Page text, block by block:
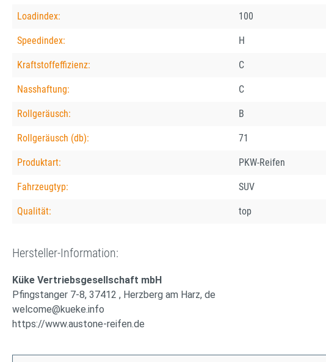
Loadindex: 100
Speedindex: H
Kraftstoffeffizienz: C
Nasshaftung: C
Rollgeräusch: B
Rollgeräusch (db): 71
Produktart: PKW-Reifen
Fahrzeugtyp: SUV
Qualität: top
Hersteller-Information:
Küke Vertriebsgesellschaft mbH
Pfingstanger 7-8, 37412 , Herzberg am Harz, de
welcome@kueke.info
https://www.austone-reifen.de